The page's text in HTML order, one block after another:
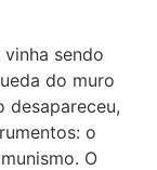
sendo
do muro
desapareceu,
o
O